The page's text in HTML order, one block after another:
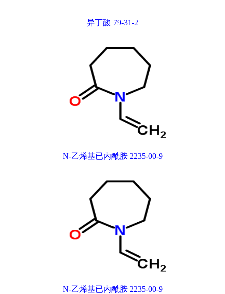
异丁酸 79-31-2
N-乙烯基已内酰胺 2235-00-9
N-乙烯基已内酰胺 2235-00-9